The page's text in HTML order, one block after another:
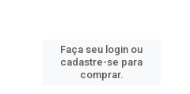
Faça seu login ou
cadastre-se para
comprar.